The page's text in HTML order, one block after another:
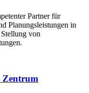
Partner für
Planungsleistungen in
von
Zentrum